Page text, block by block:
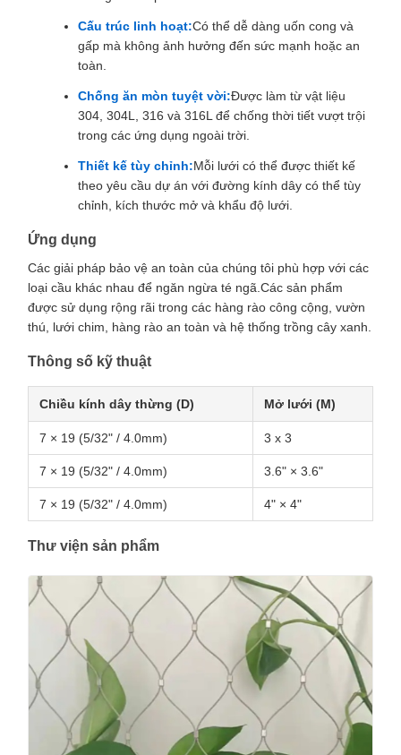
Cấu trúc linh hoạt:Có thể dễ dàng uốn cong và
gấp mà không ảnh hưởng đến sức mạnh hoặc an
toàn.
Chống ăn mòn tuyệt vời:Được làm từ vật liệu
304, 304L, 316 và 316L để chống thời tiết vượt trội
trong các ứng dụng ngoài trời.
Thiết kế tùy chỉnh:Mỗi lưới có thể được thiết kế
theo yêu cầu dự án với đường kính dây có thể tùy
chỉnh, kích thước mở và khẩu độ lưới.
Ứng dụng
Các giải pháp bảo vệ an toàn của chúng tôi phù hợp với các
loại cầu khác nhau để ngăn ngừa té ngã.Các sản phẩm
được sử dụng rộng rãi trong các hàng rào công cộng, vườn
thú, lưới chim, hàng rào an toàn và hệ thống trồng cây xanh.
Thông số kỹ thuật
Chiều kính dây thừng (D) Mở lưới (M)
7 × 19 (5/32" / 4.0mm) 3 x 3
7 × 19 (5/32" / 4.0mm) 3.6" × 3.6"
7 × 19 (5/32" / 4.0mm) 4" × 4"
Thư viện sản phẩm